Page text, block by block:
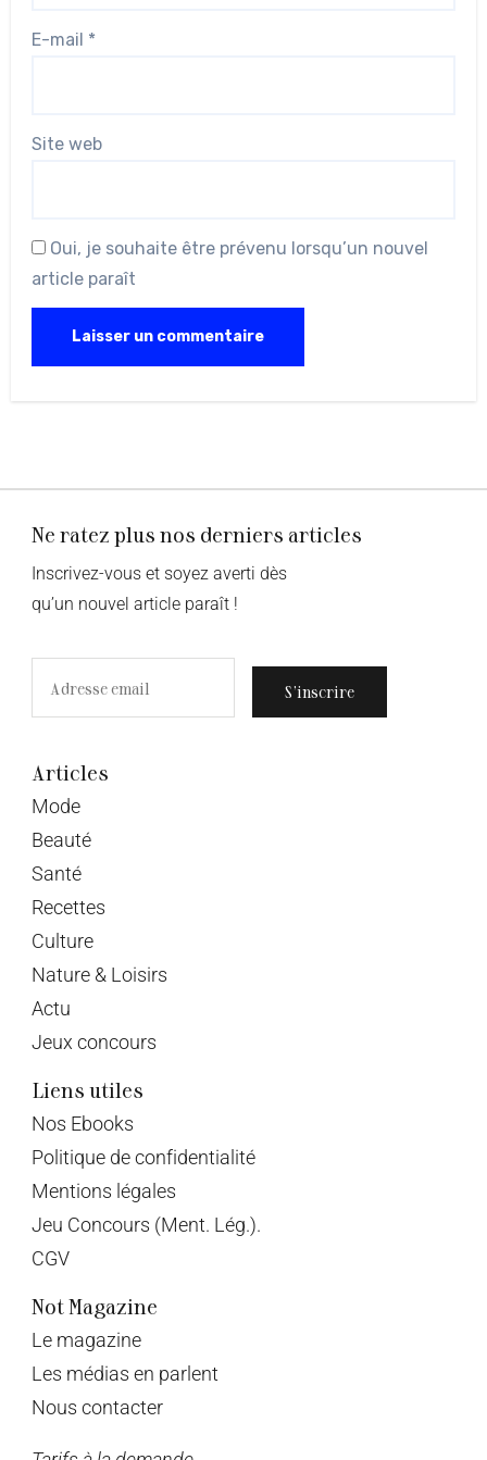
E-mail *
Site web
Oui, je souhaite être prévenu lorsqu’un nouvel
article paraît
Ne ratez plus nos derniers articles
Inscrivez-vous et soyez averti dès
qu’un nouvel article paraît !
S’inscrire
Articles
Mode
Beauté
Santé
Recettes
Culture
Nature & Loisirs
Actu
Jeux concours
Liens utiles
Nos Ebooks
Politique de confidentialité
Mentions légales
Jeu Concours (Ment. Lég.).
CGV
Not Magazine
Le magazine
Les médias en parlent
Nous contacter